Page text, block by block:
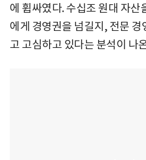
에 휩싸였다. 수십조 원대 자산
에게 경영권을 넘길지, 전문
고 고심하고 있다는 분석이 나